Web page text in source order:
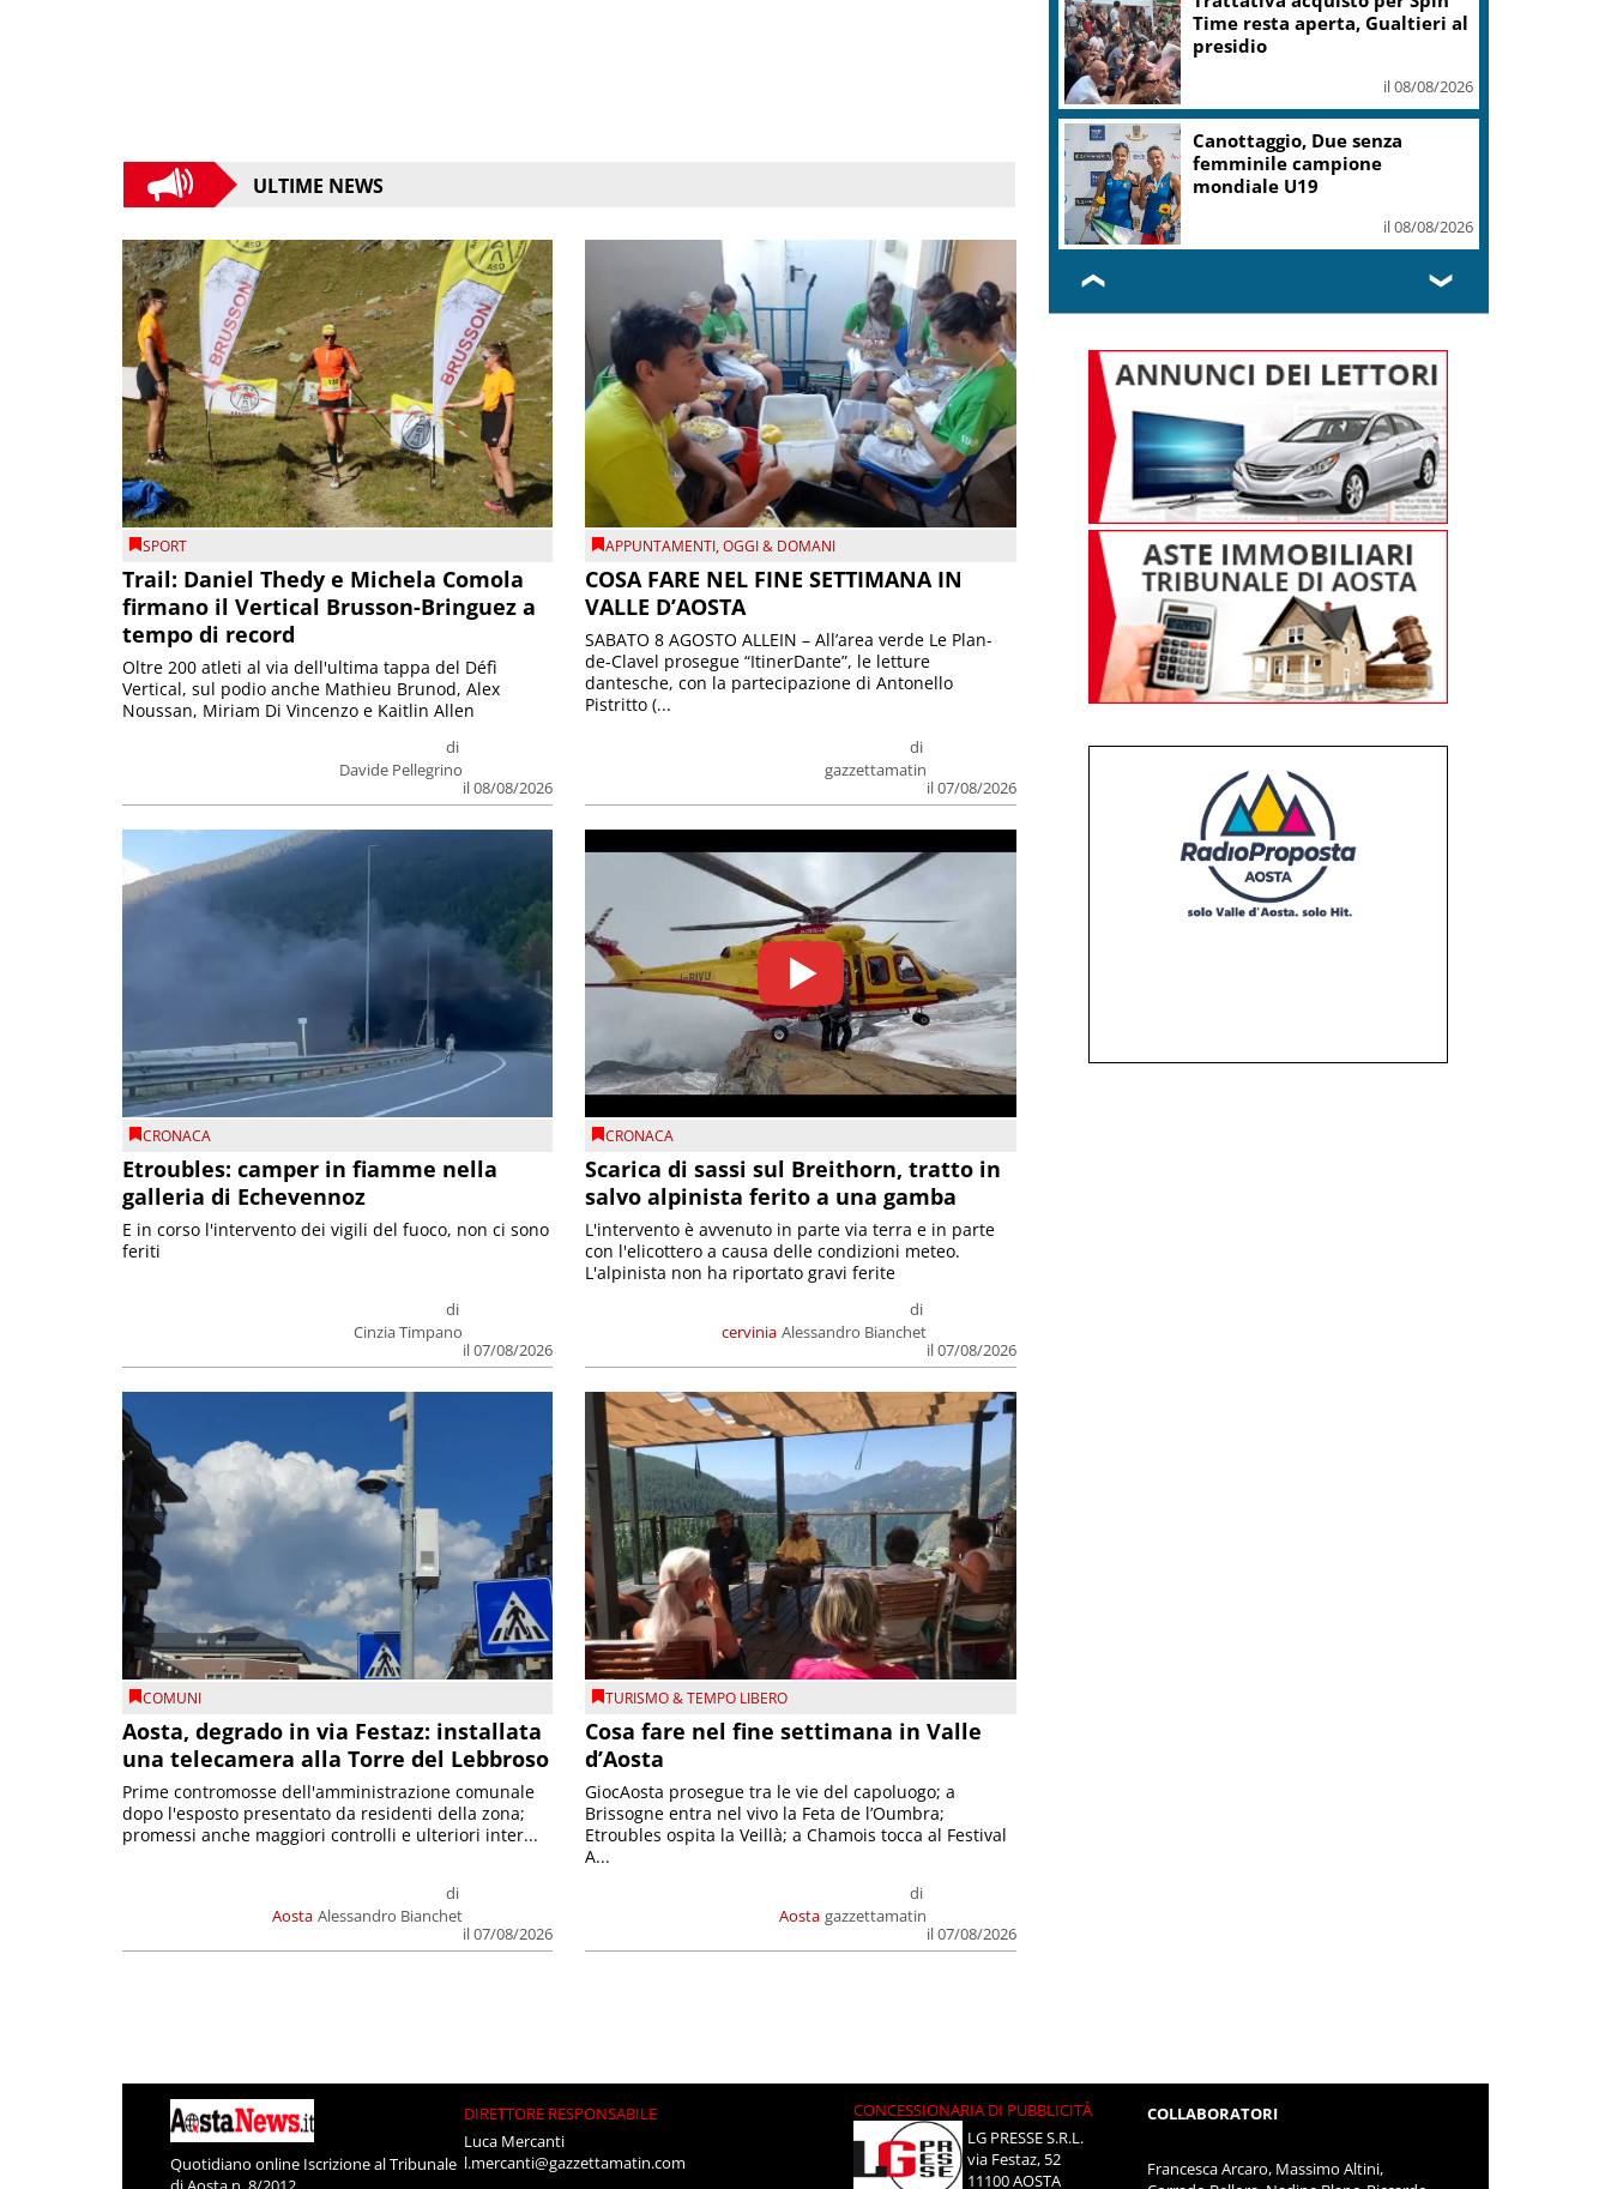
ULTIME NEWS
SPORT
Trail: Daniel Thedy e Michela Comola
firmano il Vertical Brusson-Bringuez a
tempo di record
di
Davide Pellegrino
il 08/08/2026
Oltre 200 atleti al via dell'ultima tappa del Défì
Vertical, sul podio anche Mathieu Brunod, Alex
Noussan, Miriam Di Vincenzo e Kaitlin Allen
APPUNTAMENTI,OGGI & DOMANI
COSA FARE NEL FINE SETTIMANA IN
VALLE D’AOSTA
di
gazzettamatin
il 07/08/2026
SABATO 8 AGOSTO ALLEIN – All’area verde Le Plan-
de-Clavel prosegue “ItinerDante”, le letture
dantesche, con la partecipazione di Antonello
Pistritto (...
CRONACA
Etroubles: camper in fiamme nella
galleria di Echevennoz
di
Cinzia Timpano
il 07/08/2026
E in corso l'intervento dei vigili del fuoco, non ci sono
feriti
CRONACA
Scarica di sassi sul Breithorn, tratto in
salvo alpinista ferito a una gamba
cervinia
di
Alessandro Bianchet
il 07/08/2026
L'intervento è avvenuto in parte via terra e in parte
con l'elicottero a causa delle condizioni meteo.
L'alpinista non ha riportato gravi ferite
COMUNI
Aosta, degrado in via Festaz: installata
una telecamera alla Torre del Lebbroso
Aosta
di
Alessandro Bianchet
il 07/08/2026
Prime contromosse dell'amministrazione comunale
dopo l'esposto presentato da residenti della zona;
promessi anche maggiori controlli e ulteriori inter...
TURISMO & TEMPO LIBERO
Cosa fare nel fine settimana in Valle
d’Aosta
Aosta
di
gazzettamatin
il 07/08/2026
GiocAosta prosegue tra le vie del capoluogo; a
Brissogne entra nel vivo la Feta de l’Oumbra;
Etroubles ospita la Veillà; a Chamois tocca al Festival
A...
Time resta aperta, Gualtieri al
presidio
il 08/08/2026
Canottaggio, Due senza
femminile campione
mondiale U19
il 08/08/2026
❮ ❯
Quotidiano online Iscrizione al Tribunale
DIRETTORE RESPONSABILE
Luca Mercanti
l.mercanti@gazzettamatin.com
CONCESSIONARIA DI PUBBLICITÀ
LG PRESSE S.R.L.
via Festaz, 52
11100 AOSTA
COLLABORATORI
Francesca Arcaro, Massimo Altini,